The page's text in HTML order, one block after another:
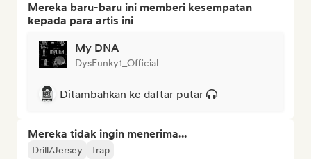
Mereka baru-baru ini memberi kesempatan
kepada para artis ini
My DNA
DysFunky1_Official
Ditambahkan ke daftar putar
Mereka tidak ingin menerima...
Drill/Jersey Trap